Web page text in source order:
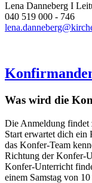
Lena Danneberg I
040 519 000 - 746
Was wird die
Die Anmeldung findet
Start erwartet dich ein
das Konfer-Team
Richtung der Konfer-
Konfer-Unterricht
einem Samstag von